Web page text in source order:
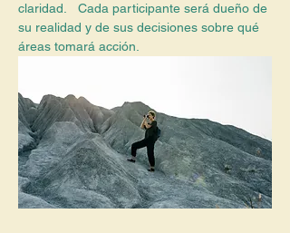
claridad.   Cada participante será dueño de
su realidad y de sus decisiones sobre qué
áreas tomará acción.